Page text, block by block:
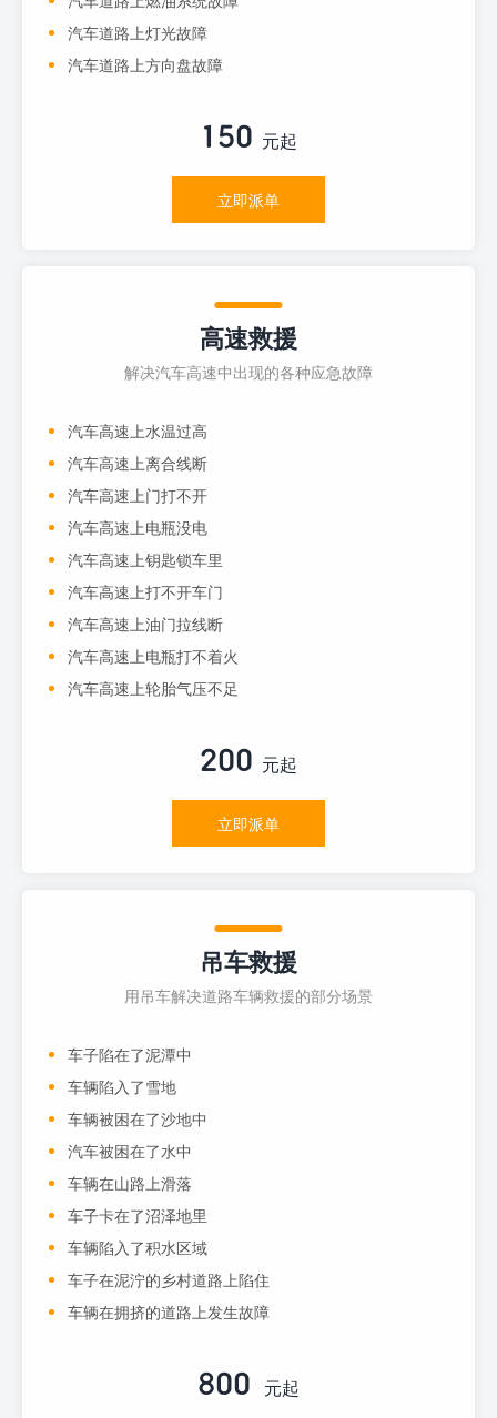
汽车道路上灯光故障
汽车道路上方向盘故障
150 元起
立即派单
高速救援
解决汽车高速中出现的各种应急故障
汽车高速上水温过高
汽车高速上离合线断
汽车高速上门打不开
汽车高速上电瓶没电
汽车高速上钥匙锁车里
汽车高速上打不开车门
汽车高速上油门拉线断
汽车高速上电瓶打不着火
汽车高速上轮胎气压不足
200 元起
立即派单
吊车救援
用吊车解决道路车辆救援的部分场景
车子陷在了泥潭中
车辆陷入了雪地
车辆被困在了沙地中
汽车被困在了水中
车辆在山路上滑落
车子卡在了沼泽地里
车辆陷入了积水区域
车子在泥泞的乡村道路上陷住
车辆在拥挤的道路上发生故障
800 元起